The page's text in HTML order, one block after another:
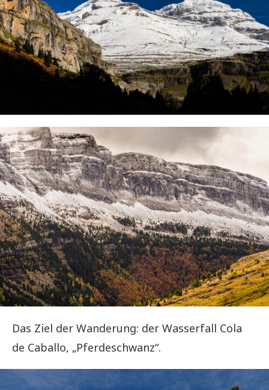
Das Ziel der Wanderung: der Wasserfall Cola
de Caballo, „Pferdeschwanz“.